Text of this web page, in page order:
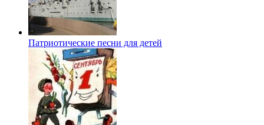
Патриотические песни для детей